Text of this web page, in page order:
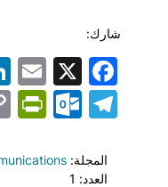
شارك:
X
المجلة:
العدد: 1